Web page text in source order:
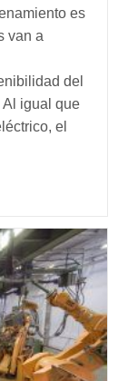
es
van a
del
Al igual que
el